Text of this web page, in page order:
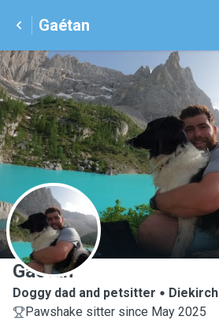
Gaétan
G
Gaétan
Doggy dad and petsitter
Diekirch
Pawshake sitter since May 2025